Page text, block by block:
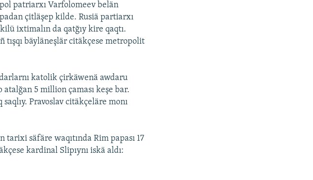
patriarxı Varfolomeev belän
çitläşep kilde. Rusiä partiarxı
ixtimalın da qatğıy kire qaqtı.
tışqı bäyläneşlär citäkçese metropolit
katolik çirkäwenä awdaru
5 million çaması keşe bar.
Pravoslav citäkçeläre monı
tarixi säfäre waqıtında Rim papası 17
kardinal Slipıynı iskä aldı: